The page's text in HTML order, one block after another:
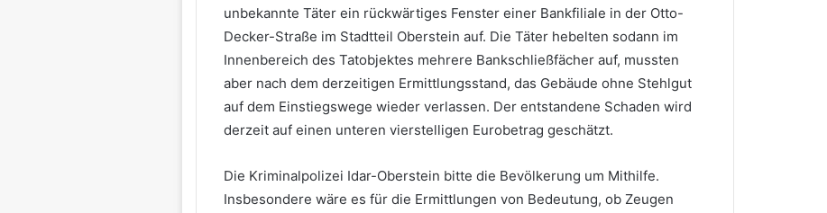
unbekannte Täter ein rückwärtiges Fenster einer Bankfiliale in der Otto-
Decker-Straße im Stadtteil Oberstein auf. Die Täter hebelten sodann im
Innenbereich des Tatobjektes mehrere Bankschließfächer auf, mussten
aber nach dem derzeitigen Ermittlungsstand, das Gebäude ohne Stehlgut
auf dem Einstiegswege wieder verlassen. Der entstandene Schaden wird
derzeit auf einen unteren vierstelligen Eurobetrag geschätzt.
Die Kriminalpolizei Idar-Oberstein bitte die Bevölkerung um Mithilfe.
Insbesondere wäre es für die Ermittlungen von Bedeutung, ob Zeugen